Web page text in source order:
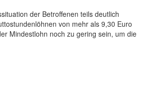
der Betroffenen teils deutlich
von mehr als 9,30 Euro
Mindestlohn noch zu gering sein, um die